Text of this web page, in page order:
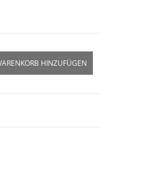
HINZUFÜGEN